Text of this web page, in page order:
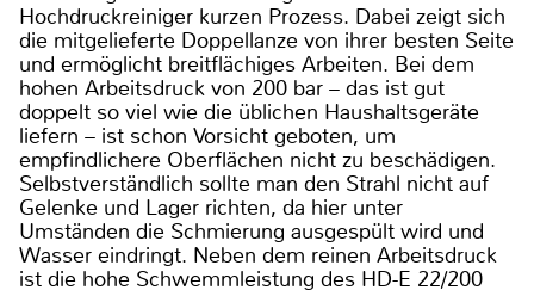
Hochdruckreiniger kurzen Prozess. Dabei zeigt sich
die mitgelieferte Doppellanze von ihrer besten Seite
und ermöglicht breitflächiges Arbeiten. Bei dem
hohen Arbeitsdruck von 200 bar – das ist gut
doppelt so viel wie die üblichen Haushaltsgeräte
liefern – ist schon Vorsicht geboten, um
empfindlichere Oberflächen nicht zu beschädigen.
Selbstverständlich sollte man den Strahl nicht auf
Gelenke und Lager richten, da hier unter
Umständen die Schmierung ausgespült wird und
Wasser eindringt. Neben dem reinen Arbeitsdruck
ist die hohe Schwemmleistung des HD-E 22/200